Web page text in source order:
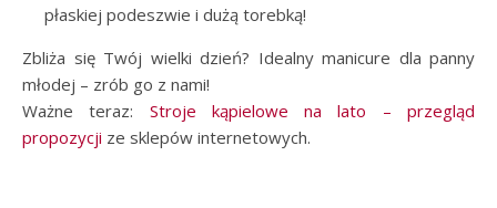
płaskiej podeszwie i dużą torebką!
Zbliża się Twój wielki dzień? Idealny manicure dla panny
młodej – zrób go z nami!
Ważne teraz: Stroje kąpielowe na lato – przegląd
propozycji ze sklepów internetowych.